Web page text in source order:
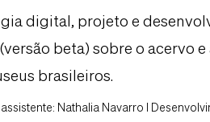
digital, projeto e
beta) sobre o acervo
brasileiros.
Nathalia Navarro I